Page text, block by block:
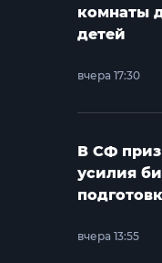
комнаты
детей
вчера 17:30
В СФ
усилия
вчера 13:55